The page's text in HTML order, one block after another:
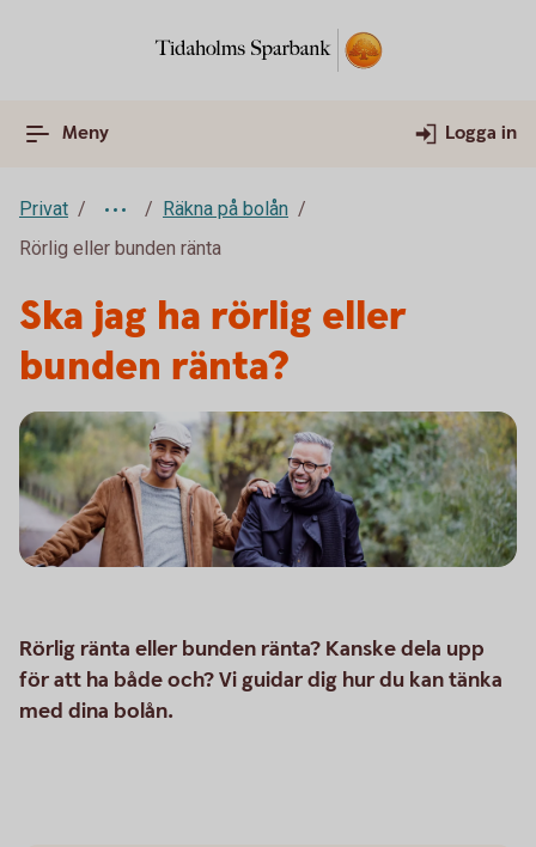
Meny Logga in
Privat
Räkna på bolån
Rörlig eller bunden ränta
Ska jag ha rörlig eller
bunden ränta?
Rörlig ränta eller bunden ränta? Kanske dela upp
för att ha både och? Vi guidar dig hur du kan tänka
med dina bolån.